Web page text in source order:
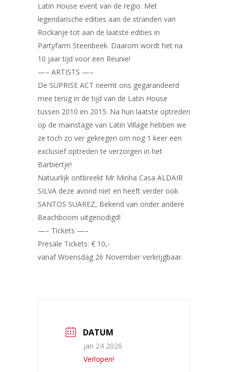
Latin House event van de regio. Met
legendarische edities aan de stranden van
Rockanje tot aan de laatste edities in
Partyfarm Steenbeek. Daarom wordt het na
10 jaar tijd voor een Reunie!
—– ARTISTS —–
De SUPRISE ACT neemt ons gegarandeerd
mee terug in de tijd van de Latin House
tussen 2010 en 2015. Na hun laatste optreden
op de mainstage van Latin Village hebben we
ze toch zo ver gekregen om nog 1 keer een
exclusief optreden te verzorgen in het
Barbiertje!
Natuurlijk ontbreekt Mr Minha Casa ALDAIR
SILVA deze avond niet en heeft verder ook
SANTOS SUAREZ, Bekend van onder andere
Beachboom uitgenodigd!
—– Tickets —–
Presale Tickets: € 10,-
vanaf Woensdag 26 November verkrijgbaar.
DATUM
jan 24 2026
Verlopen!